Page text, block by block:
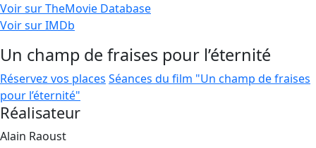
Voir sur TheMovie Database
Voir sur IMDb
Un champ de fraises pour l’éternité
Réservez vos places Séances du film "Un champ de fraises
pour l’éternité"
Réalisateur
Alain Raoust